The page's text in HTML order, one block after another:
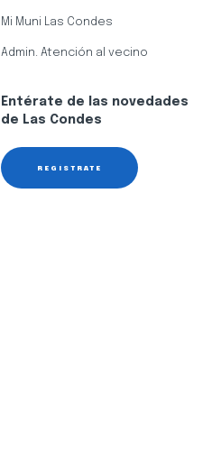
Mi Muni Las Condes
Admin. Atención al vecino
Entérate de las novedades
de Las Condes
REGÍSTRATE